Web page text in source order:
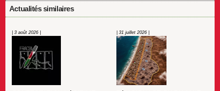
Actualités similaires
| 3 août 2026 | | 31 juillet 2026 |